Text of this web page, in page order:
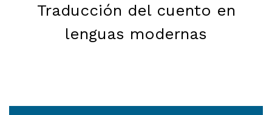
Traducción del cuento en
lenguas modernas